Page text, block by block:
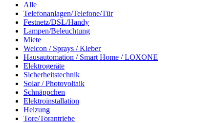
Alle
Telefonanlagen/Telefone/Tür
Festnetz/DSL/Handy
Lampen/Beleuchtung
Miete
Weicon / Sprays / Kleber
Hausautomation / Smart Home / LOXONE
Elektrogeräte
Sicherheitstechnik
Solar / Photovoltaik
Schnäppchen
Elektroinstallation
Heizung
Tore/Torantriebe